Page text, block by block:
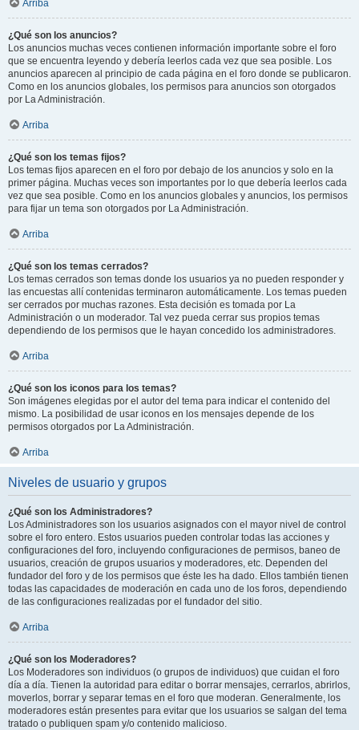
Arriba
¿Qué son los anuncios?
Los anuncios muchas veces contienen información importante sobre el foro
que se encuentra leyendo y debería leerlos cada vez que sea posible. Los
anuncios aparecen al principio de cada página en el foro donde se publicaron.
Como en los anuncios globales, los permisos para anuncios son otorgados
por La Administración.
Arriba
¿Qué son los temas fijos?
Los temas fijos aparecen en el foro por debajo de los anuncios y solo en la
primer página. Muchas veces son importantes por lo que debería leerlos cada
vez que sea posible. Como en los anuncios globales y anuncios, los permisos
para fijar un tema son otorgados por La Administración.
Arriba
¿Qué son los temas cerrados?
Los temas cerrados son temas donde los usuarios ya no pueden responder y
las encuestas allí contenidas terminaron automáticamente. Los temas pueden
ser cerrados por muchas razones. Esta decisión es tomada por La
Administración o un moderador. Tal vez pueda cerrar sus propios temas
dependiendo de los permisos que le hayan concedido los administradores.
Arriba
¿Qué son los iconos para los temas?
Son imágenes elegidas por el autor del tema para indicar el contenido del
mismo. La posibilidad de usar iconos en los mensajes depende de los
permisos otorgados por La Administración.
Arriba
Niveles de usuario y grupos
¿Qué son los Administradores?
Los Administradores son los usuarios asignados con el mayor nivel de control
sobre el foro entero. Estos usuarios pueden controlar todas las acciones y
configuraciones del foro, incluyendo configuraciones de permisos, baneo de
usuarios, creación de grupos usuarios y moderadores, etc. Dependen del
fundador del foro y de los permisos que éste les ha dado. Ellos también tienen
todas las capacidades de moderación en cada uno de los foros, dependiendo
de las configuraciones realizadas por el fundador del sitio.
Arriba
¿Qué son los Moderadores?
Los Moderadores son individuos (o grupos de individuos) que cuidan el foro
día a día. Tienen la autoridad para editar o borrar mensajes, cerrarlos, abrirlos,
moverlos, borrar y separar temas en el foro que moderan. Generalmente, los
moderadores están presentes para evitar que los usuarios se salgan del tema
tratado o publiquen spam y/o contenido malicioso.